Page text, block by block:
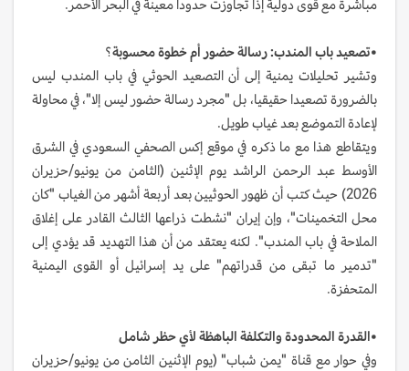
مباشرة مع قوى دولية إذا تجاوزت حدودا معينة في البحر الأحمر.
•تصعيد باب المندب: رسالة حضور أم خطوة محسوبة؟
وتشير تحليلات يمنية إلى أن التصعيد الحوثي في باب المندب ليس
بالضرورة تصعيدا حقيقيا، بل "مجرد رسالة حضور ليس إلا"، في محاولة
لإعادة التموضع بعد غياب طويل.
ويتقاطع هذا مع ما ذكره في موقع إكس الصحفي السعودي في الشرق
الأوسط عبد الرحمن الراشد يوم الإثنين (الثامن من يونيو/حزيران
2026) حيث كتب أن ظهور الحوثيين بعد أربعة أشهر من الغياب "كان
محل التخمينات"، وإن إيران "نشطت ذراعها الثالث القادر على إغلاق
الملاحة في باب المندب". لكنه يعتقد من أن هذا التهديد قد يؤدي إلى
"تدمير ما تبقى من قدراتهم" على يد إسرائيل أو القوى اليمنية
المتحفزة.
•القدرة المحدودة والتكلفة الباهظة لأي حظر شامل
وفي حوار مع قناة "يمن شباب" (يوم الإثنين الثامن من يونيو/حزيران